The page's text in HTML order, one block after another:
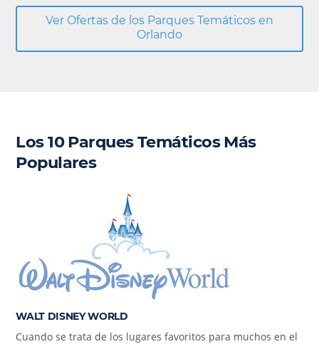
Ver Ofertas de los Parques Temáticos en
Orlando
Los 10 Parques Temáticos Más
Populares
WALT DISNEY WORLD
Cuando se trata de los lugares favoritos para muchos en el